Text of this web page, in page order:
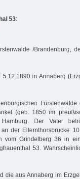
53:
/Brandenburg,
in Annaberg
(geb. 1850 im
Der Vater
der Ellernthorsbrücke
vom Grindelberg 36 in
53.
die aus Annaberg im